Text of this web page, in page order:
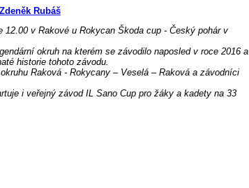
Zdeněk Rubáš
12.00 v Rakové u Rokycan Škoda cup - Český pohár v
okruh na kterém se závodilo naposled v roce 2016 a
historie tohoto závodu.
Raková - Rokycany – Veselá – Raková a závodníci
i veřejný závod IL Sano Cup pro žáky a kadety na 33